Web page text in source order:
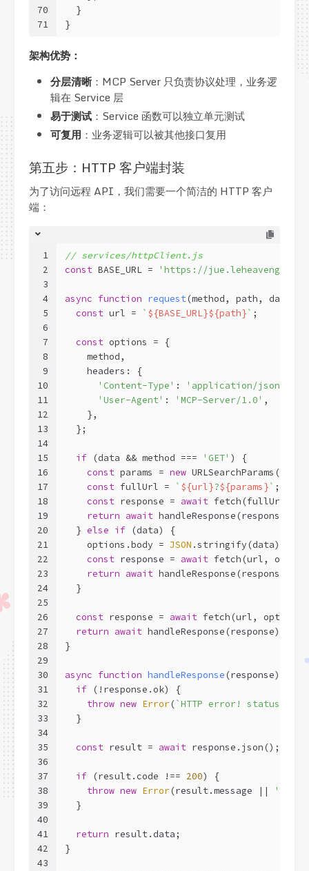
70
71
  }
}
架构优势：
分层清晰：MCP Server 只负责协议处理，业务逻
辑在 Service 层
易于测试：Service 函数可以独立单元测试
可复用 ：业务逻辑可以被其他接口复用
第五步：HTTP 客户端封装
为了访问远程 API，我们需要一个简洁的 HTTP 客户
端：
1
2
3
4
5
6
7
8
9
10
11
12
13
14
15
16
17
18
19
20
21
22
23
24
25
26
27
28
29
30
31
32
33
34
35
36
37
38
39
40
41
42
43
// services/httpClient.js
const BASE_URL = 'https://
async function request(method, path, data =
const url = ` ${BASE_URL}${path}` ;
const options = {
    method,
    headers: {
'Content-Type' : 'application/json'
'User-Agent' : 'MCP-Server/1.0' ,
    },
  };
if (data && method === 'GET' ) {
const params = new
const fullUrl = ` ${url}?${params}` ;
const response = await fetch(fullUrl,
return await handleResponse(response);
  }
else if (data) {
    options.body =
JSON .stringify(data);
const response = await fetch(url,
return await handleResponse(response);
  }
const response = await fetch(url,
return await handleResponse(response);
}
async function handleResponse (response)
if (!response.ok) {
throw new Error (`HTTP error! status:
  }
const result = await response.json();
if (result.code !== 200) {
throw new Error (result.message ||
'API
  }
return result.data;
}